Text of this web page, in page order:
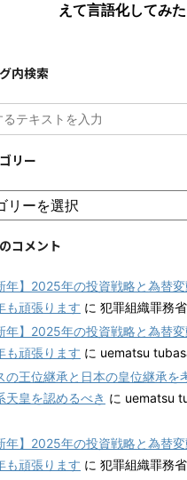
えて言語化してみ
内検索
リー
コメント
年】2025年の投資戦略と為替
も頑張ります に 犯罪組織罪務省
年】2025年の投資戦略と為替
も頑張ります に uematsu
の王位継承と日本の皇位継承を
天皇を認めるべき に uematsu
年】2025年の投資戦略と為替
も頑張ります に 犯罪組織罪務省